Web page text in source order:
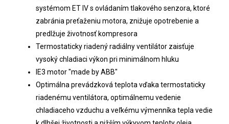
systémom ET IV s ovládaním tlakového senzora, ktoré
zabránia preťaženiu motora, znižuje opotrebenie a
predlžuje životnosť kompresora
Termostaticky riadený radiálny ventilátor zaisťuje
vysoký chladiaci výkon pri minimálnom hluku
IE3 motor "made by ABB"
Optimálna prevádzková teplota vďaka termostaticky
riadenému ventilátora, optimálnemu vedenie
chladiaceho vzduchu a veľkému výmenníka tepla vedie